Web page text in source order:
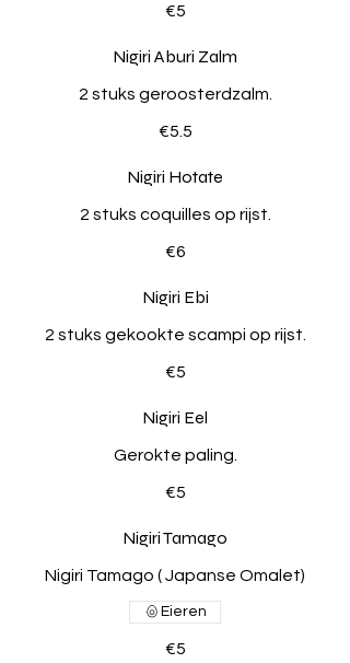
€5
Nigiri Aburi Zalm
2 stuks geroosterdzalm.
€5.5
Nigiri Hotate
2 stuks coquilles op rijst.
€6
Nigiri Ebi
2 stuks gekookte scampi op rijst.
€5
Nigiri Eel
Gerokte paling.
€5
Nigiri Tamago
Nigiri Tamago ( Japanse Omalet)
€5
Eieren